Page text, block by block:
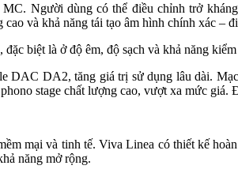
Người dùng có thể điều chỉnh trở
và khả năng tái tạo âm hình chính xác –
biệt là ở độ êm, độ sạch và khả năng
DAC DA2, tăng giá trị sử dụng lâu dài.
stage chất lượng cao, vượt xa mức
mại và tinh tế. Viva Linea có thiết kế
năng mở rộng.